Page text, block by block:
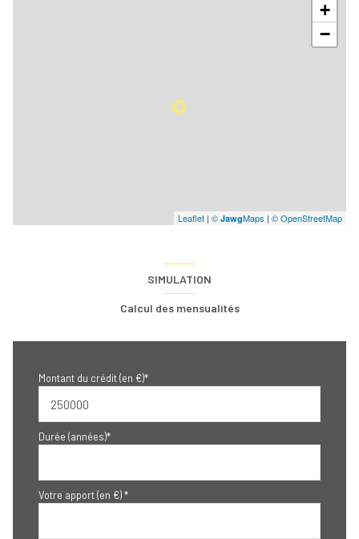
+
−
Leaflet | © JawgMaps | © OpenStreetMap
SIMULATION
Calcul des mensualités
Montant du crédit (en €)*
Durée (années)*
Votre apport (en €) *